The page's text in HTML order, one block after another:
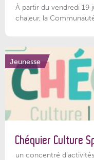
À partir du vendredi 19
chaleur, la
Jeunesse
Chéquier Culture
un concentré